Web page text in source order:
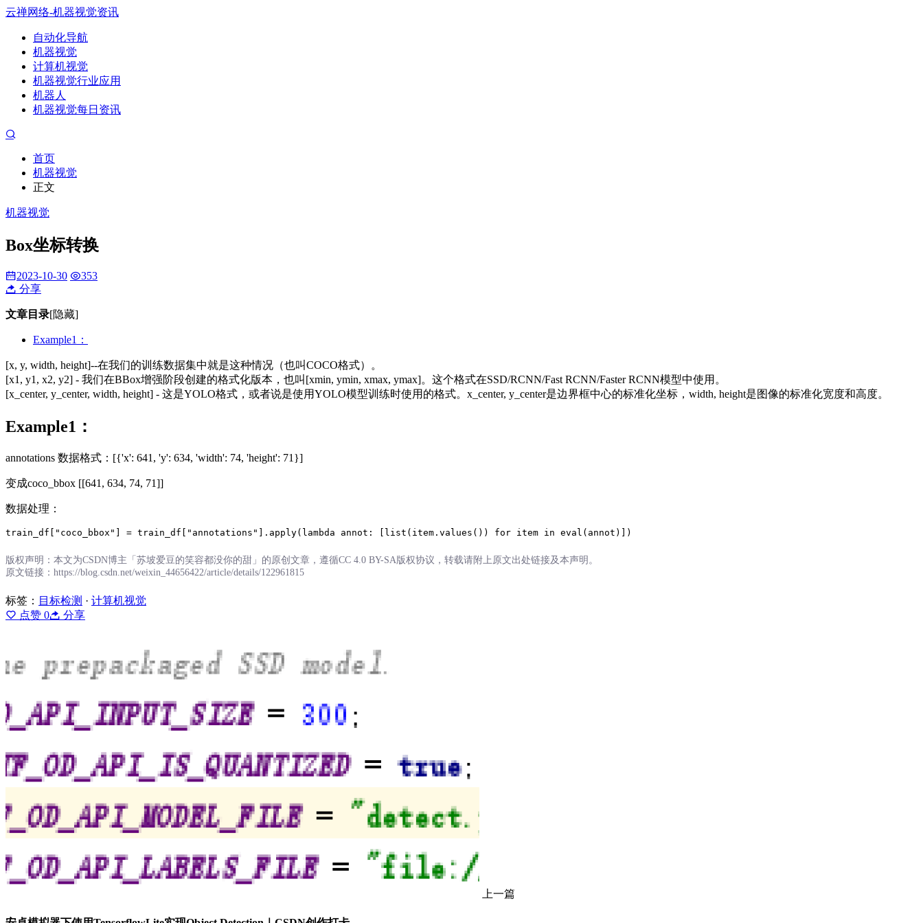
云禅网络-机器视觉资讯
自动化导航
机器视觉
计算机视觉
机器视觉行业应用
机器人
机器视觉每日资讯
首页
机器视觉
正文
机器视觉
Box坐标转换
2023-10-30
353
分享
文章目录[隐藏]
Example1：
[x, y, width, height]--在我们的训练数据集中就是这种情况（也叫COCO格式）。
[x1, y1, x2, y2] - 我们在BBox增强阶段创建的格式化版本，也叫[xmin, ymin, xmax, ymax]。这个格式在SSD/RCNN/Fast RCNN/Faster RCNN模型中使用。
[x_center, y_center, width, height] - 这是YOLO格式，或者说是使用YOLO模型训练时使用的格式。x_center, y_center是边界框中心的标准化坐标，width, height是图像的标准化宽度和高度。
Example1：
annotations 数据格式：[{'x': 641, 'y': 634, 'width': 74, 'height': 71}]
变成coco_bbox [[641, 634, 74, 71]]
数据处理：
train_df["coco_bbox"] = train_df["annotations"].apply(lambda annot: [list(item.values()) for item in eval(annot)])
版权声明：本文为CSDN博主「苏坡爱豆的笑容都没你的甜」的原创文章，遵循CC 4.0 BY-SA版权协议，转载请附上原文出处链接及本声明。
原文链接：https://blog.csdn.net/weixin_44656422/article/details/122961815
标签： 目标检测 · 计算机视觉
点赞 0 分享
上一篇